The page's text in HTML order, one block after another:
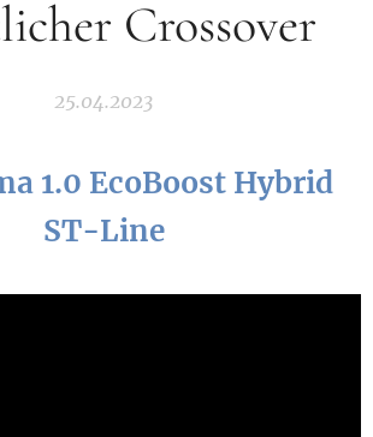
Crossover
25.04.2023
1.0 EcoBoost Hybrid
ST-Line